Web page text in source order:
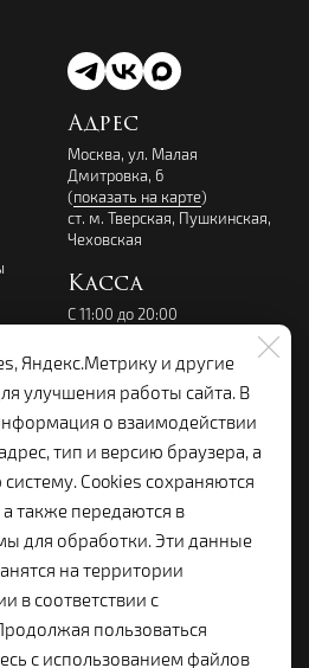
Адрес
Москва, ул. Малая
Дмитровка, 6
(показать на карте)
ст. м. Тверская, Пушкинская,
Чеховская
Касса
С 11:00 до 20:00
без выходных
+7 (495) 699-07-08
kassalenkom@yandex.ru
Администрация
+7 (495) 699-19-92
lenkom.adm@yandex.ru
с 10:00 до 18:00
+7 (495) 699-96-68
Яндекс.Метрику и другие
улучшения работы сайта. В
о взаимодействии
тип и версию браузера, а
Cookies сохраняются
также передаются в
для обработки. Эти данные
на территории
в соответствии с
пользоваться
с использованием файлов